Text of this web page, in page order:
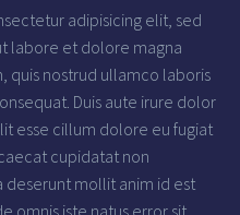
adipisicing elit, sed
labore et dolore magna
quis nostrud ullamco laboris
Duis aute irure dolor
esse cillum dolore eu fugiat
cupidatat non
deserunt mollit anim id est
omnis iste natus error sit